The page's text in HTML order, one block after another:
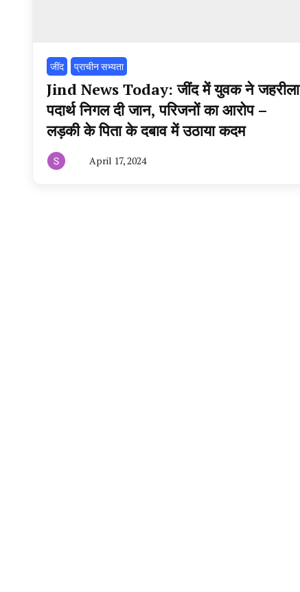
‌जींद प्राचीन सभ्यता
Jind News Today: जींद में युवक ने जहरीला
पदार्थ निगल दी जान, परिजनों का आरोप –
लड़की के पिता के दबाव में उठाया कदम
April 17, 2024